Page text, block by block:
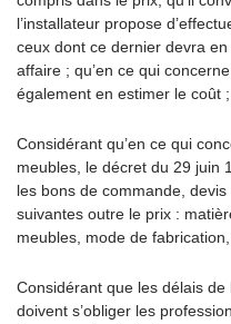
l’installateur propose
ceux dont ce dernier devra
affaire ; qu’en ce qui
également en estimer le coût ;
Considérant qu’en ce qui
meubles, le décret du 29 juin
les bons de commande,
suivantes outre le prix :
meubles, mode de
Considérant que les délais de
doivent s’obliger les